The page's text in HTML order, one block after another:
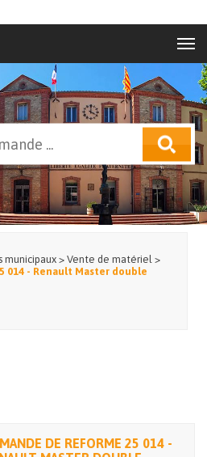
municipaux> Vente de matériel >
014 - Renault Master double
DE REFORME 25 014 -